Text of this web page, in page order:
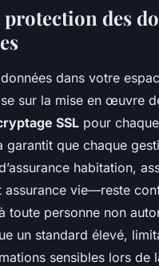
des
dans votre
sur la mise en œuvre
SSL pour chaque
garantit que chaque
habitation,
assurance vie—reste
toute personne non
un standard élevé,
sensibles lors de